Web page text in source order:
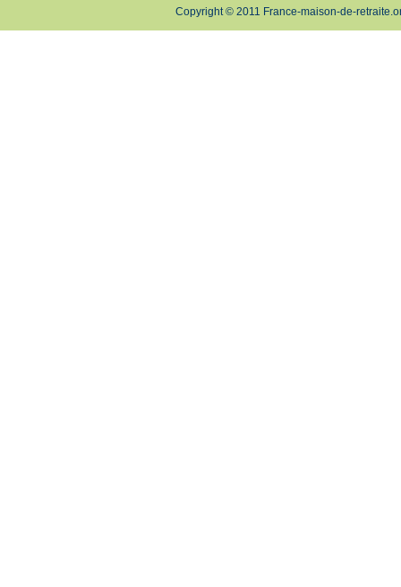
Copyright © 2011 France-maison-de-